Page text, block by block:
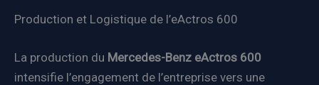
Production et Logistique de l’eActros 600
La production du Mercedes-Benz eActros 600
intensifie l’engagement de l’entreprise vers une